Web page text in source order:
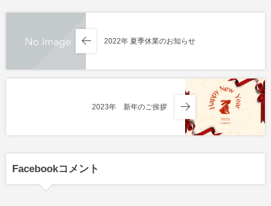
2022年 夏季休業のお知らせ
2023年 新年のご挨拶
Facebookコメント